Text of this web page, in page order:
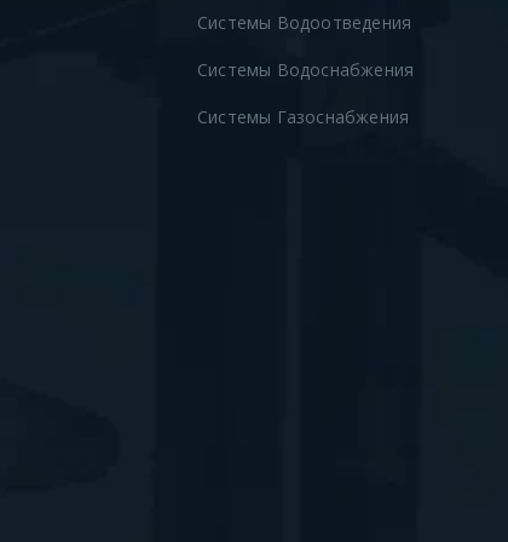
Системы Водоотведения
Системы Водоснабжения
Системы Газоснабжения